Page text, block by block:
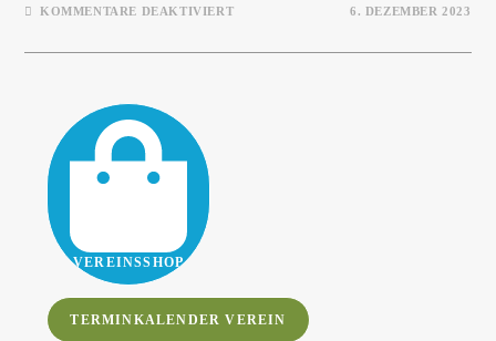
KOMMENTARE DEAKTIVIERTFÜR
IN
6. DEZEMBER 2023
VEREINSSHOP
TERMINKALENDER VEREIN